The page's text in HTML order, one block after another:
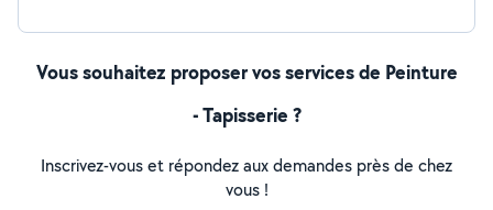
Vous souhaitez proposer vos services de Peinture
- Tapisserie ?
Inscrivez-vous et répondez aux demandes près de chez
vous !